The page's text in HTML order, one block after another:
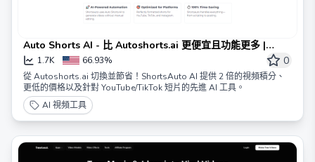
Auto Shorts AI - 比 Autoshorts.ai 更便宜且功能更多 |
ShortsAuto
1.7K 66.93% 0
從 Autoshorts.ai 切換並節省！ShortsAuto AI 提供 2 倍的視頻積分、
更低的價格以及針對 YouTube/TikTok 短片的先進 AI 工具。
AI 視頻工具